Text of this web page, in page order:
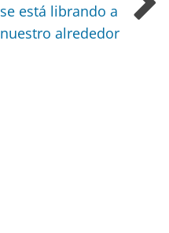
se está librando a
nuestro alrededor